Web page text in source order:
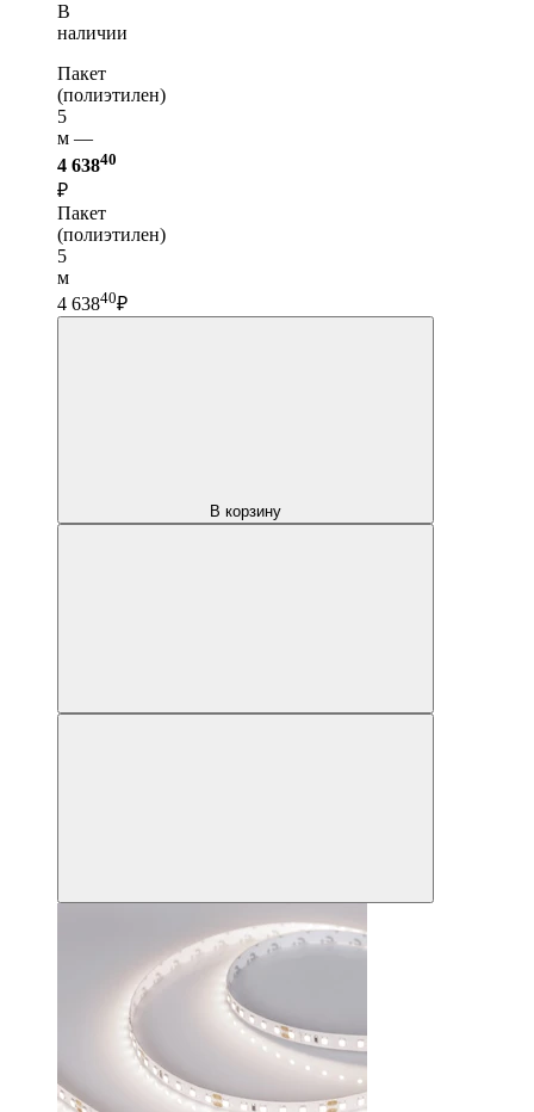
В
наличии
Пакет
(полиэтилен)
5
м —
4 63840
₽
Пакет
(полиэтилен)
5
м
4 63840₽
В корзину